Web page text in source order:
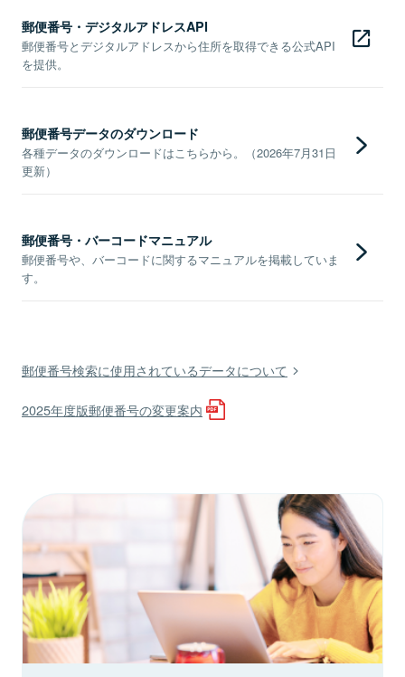
郵便番号・デジタルアドレスAPI
郵便番号とデジタルアドレスから住所を取得できる公式API
を提供。
郵便番号データのダウンロード
各種データのダウンロードはこちらから。（2026年7月31日
更新）
郵便番号・バーコードマニュアル
郵便番号や、バーコードに関するマニュアルを掲載していま
す。
郵便番号検索に使用されているデータについて
2025年度版郵便番号の変更案内